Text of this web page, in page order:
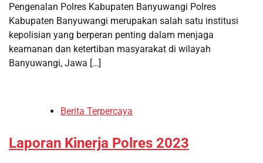
Pengenalan Polres Kabupaten Banyuwangi Polres
Kabupaten Banyuwangi merupakan salah satu institusi
kepolisian yang berperan penting dalam menjaga
keamanan dan ketertiban masyarakat di wilayah
Banyuwangi, Jawa […]
Berita Terpercaya
Laporan Kinerja Polres 2023